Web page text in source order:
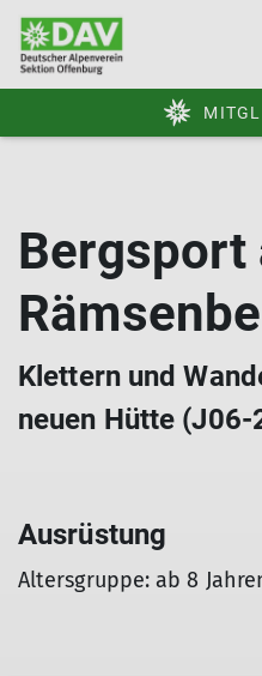
Bergsport
Klettern und
neuen Hütte (J06-
Ausrüstung
Altersgruppe: ab 8